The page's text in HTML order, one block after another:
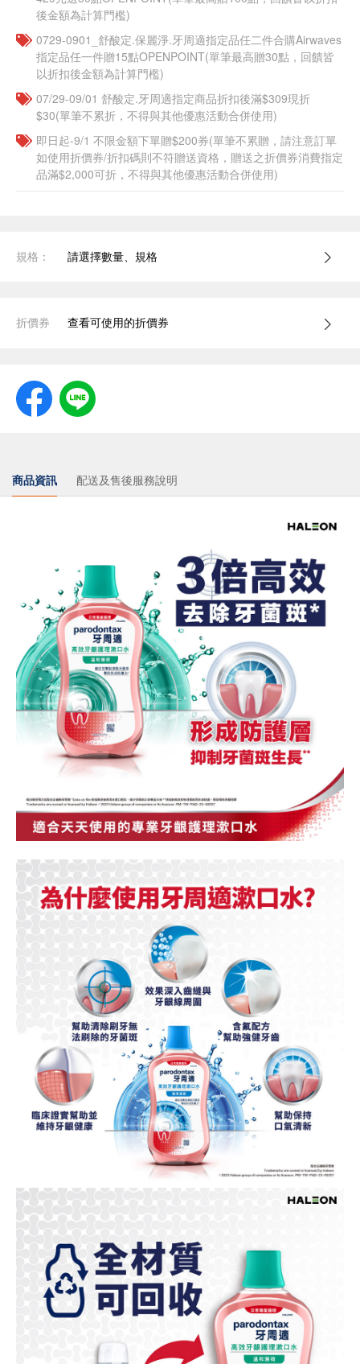
後金額為計算門檻)
0729-0901_舒酸定.保麗淨.牙周適指定品任二件合購Airwaves
指定品任一件贈15點OPENPOINT(單筆最高贈30點，回饋皆
以折扣後金額為計算門檻)
07/29-09/01 舒酸定.牙周適指定商品折扣後滿$309現折
$30(單筆不累折，不得與其他優惠活動合併使用)
即日起-9/1 不限金額下單贈$200券(單筆不累贈，請注意訂單
如使用折價券/折扣碼則不符贈送資格，贈送之折價券消費指定
品滿$2,000可折，不得與其他優惠活動合併使用)
規格： 請選擇數量、規格
折價券 查看可使用的折價券
商品資訊 配送及售後服務說明